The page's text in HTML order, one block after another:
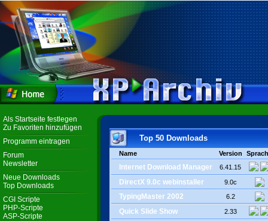
Als Startseite festlegen
Zu Favoriten hinzufügen
Programm eintragen
Forum
Newsletter
Neue Downloads
Top Downloads
CGI Scripte
PHP-Scripte
ASP-Scripte
Top 50 Downloads
Name Version
Internet Download Manager 6.41.15
DirectX 9.0c webinstaller 9.0c
TypingMaster 2002 6.2
Quick Slide Show 2.33